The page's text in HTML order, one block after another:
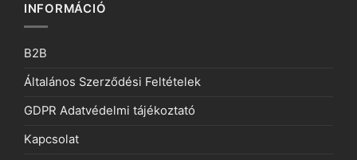
INFORMÁCIÓ
B2B
Általános Szerződési Feltételek
GDPR Adatvédelmi tájékoztató
Kapcsolat